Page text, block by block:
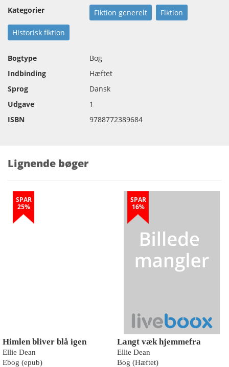
Kategorier
Fiktion generelt Fiktion
Historisk fiktion
Bogtype
Bog
Indbinding
Hæftet
Sprog
Dansk
Udgave
1
ISBN
9788772389684
Lignende bøger
SPAR
25%
Himlen bliver blå igen
Ellie Dean
Ebog (epub)
SPAR
16%
Langt væk hjemmefra
Ellie Dean
Bog (Hæftet)